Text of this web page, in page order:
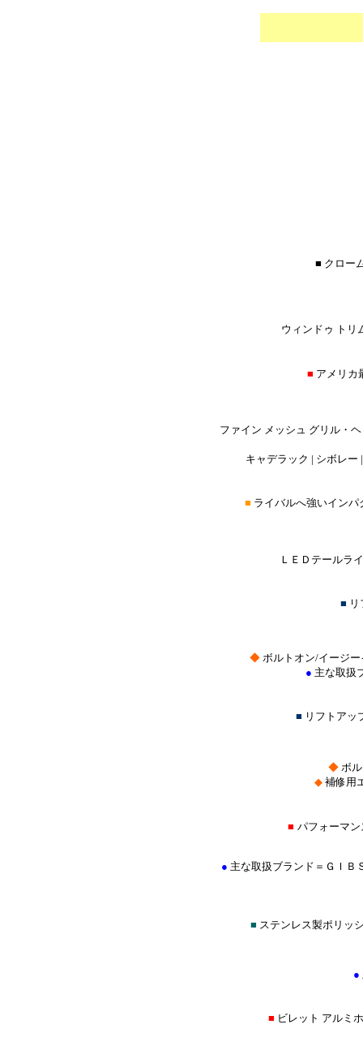
■ クロー
ウィンドゥ トリ
■ アメリ
ファイン メッシュ グリル・
キャデラック | シボレー
■ ライバルへ強いイン
ＬＥＤテールラ
■
◆ ボルトオン/イージ
● 主な取扱
■ リフトア
◆ ボ
◆補修用
■ パフォーマ
● 主な取扱ブランド＝ＧＩＢ
■ ステンレス製ポリッ
●
■ ビレット アルミ